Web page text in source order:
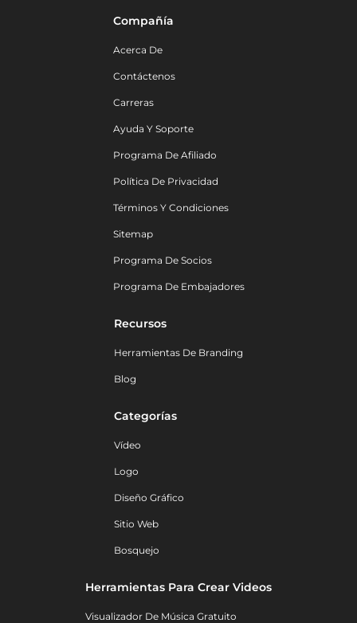
Compañía
Acerca De
Contáctenos
Carreras
Ayuda Y Soporte
Programa De Afiliado
Política De Privacidad
Términos Y Condiciones
Sitemap
Programa De Socios
Programa De Embajadores
Recursos
Herramientas De Branding
Blog
Categorías
Vídeo
Logo
Diseño Gráfico
Sitio Web
Bosquejo
Herramientas Para Crear Videos
Visualizador De Música Gratuito